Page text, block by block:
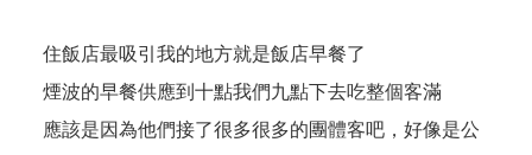
住飯店最吸引我的地方就是飯店早餐了
煙波的早餐供應到十點我們九點下去吃整個客滿
應該是因為他們接了很多很多的團體客吧，好像是公